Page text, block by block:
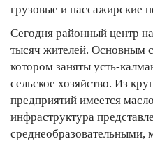
грузовые и пассажирские
Сегодня районный центр
тысяч жителей. Основным
котором заняты усть-
сельское хозяйство. Из
предприятий имеется
инфраструктура
среднеобразовательными,